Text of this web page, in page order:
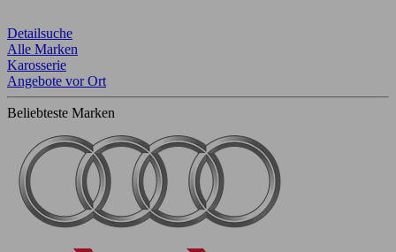
Detailsuche
Alle Marken
Karosserie
Angebote vor Ort
Beliebteste Marken